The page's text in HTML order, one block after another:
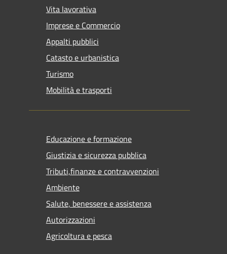
Vita lavorativa
Imprese e Commercio
Appalti pubblici
Catasto e urbanistica
Turismo
Mobilità e trasporti
Educazione e formazione
Giustizia e sicurezza pubblica
Tributi,finanze e contravvenzioni
Ambiente
Salute, benessere e assistenza
Autorizzazioni
Agricoltura e pesca